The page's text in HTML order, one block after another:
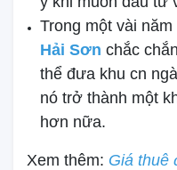
Trong một vài
Hải Sơn chắc
thể đưa khu cn
nó trở thành một
hơn nữa.
Xem thêm: Giá thuê